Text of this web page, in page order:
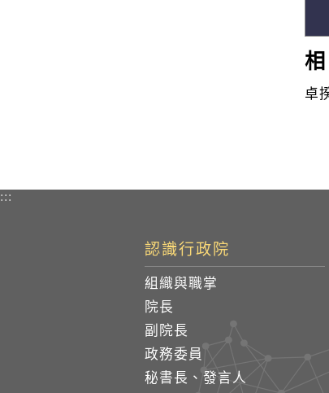
卓
:::
認識行政院
組織與職掌
院長
副院長
政務委員
秘書長、發言人